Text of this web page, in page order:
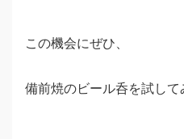
この機会にぜひ、
備前焼のビール呑を試して